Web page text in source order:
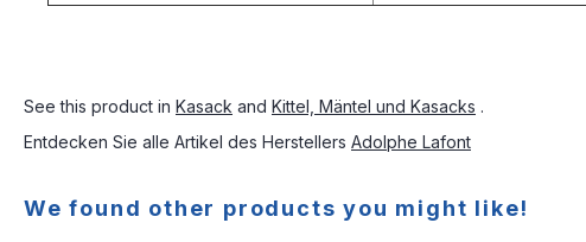
See this product in Kasack and Kittel, Mäntel und Kasacks .
Entdecken Sie alle Artikel des Herstellers Adolphe Lafont
We found other products you might like!